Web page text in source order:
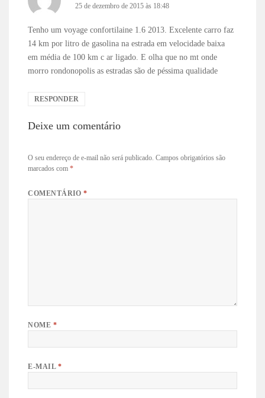
25 de dezembro de 2015 às 18:48
Tenho um voyage confortilaine 1.6 2013. Excelente carro faz
14 km por litro de gasolina na estrada em velocidade baixa
em média de 100 km c ar ligado. E olha que no mt onde
morro rondonopolis as estradas são de péssima qualidade
RESPONDER
Deixe um comentário
O seu endereço de e-mail não será publicado. Campos obrigatórios são
marcados com*
COMENTÁRIO*
NOME *
E-MAIL *